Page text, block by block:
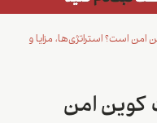
امن است؟ استراتژی‌ها، مزایا و
کوین امن